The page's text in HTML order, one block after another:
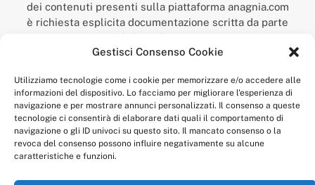
Gestisci Consenso Cookie
Utilizziamo tecnologie come i cookie per memorizzare e/o accedere alle
informazioni del dispositivo. Lo facciamo per migliorare l'esperienza di
navigazione e per mostrare annunci personalizzati. Il consenso a queste
tecnologie ci consentirà di elaborare dati quali il comportamento di
navigazione o gli ID univoci su questo sito. Il mancato consenso o la
revoca del consenso possono influire negativamente su alcune
caratteristiche e funzioni.
dei contenuti presenti sulla piattaforma anagnia.com
è richiesta esplicita documentazione scritta da parte
della redazione.
“Anagnia” è un marchio registrato presso l’Ufficio Italiano
Economico,
num. registrazione: 302017000014044 del 9 febbraio 2017.
Per contatti:redazione@anagnia.com